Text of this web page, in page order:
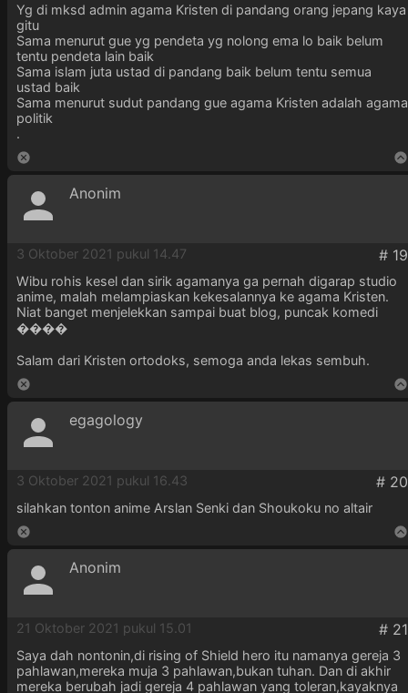
Yg di mksd admin agama Kristen di pandang orang jepang kaya
gitu
Sama menurut gue yg pendeta yg nolong ema lo baik belum
tentu pendeta lain baik
Sama islam juta ustad di pandang baik belum tentu semua
ustad baik
Sama menurut sudut pandang gue agama Kristen adalah agama
politik
.
Anonim
3 Oktober 2021 pukul 14.47
Wibu rohis kesel dan sirik agamanya ga pernah digarap studio
anime, malah melampiaskan kekesalannya ke agama Kristen.
Niat banget menjelekkan sampai buat blog, puncak komedi
����
Salam dari Kristen ortodoks, semoga anda lekas sembuh.
egagology
3 Oktober 2021 pukul 16.43
silahkan tonton anime Arslan Senki dan Shoukoku no altair
Anonim
21 Oktober 2021 pukul 15.01
Saya dah nontonin,di rising of Shield hero itu namanya gereja 3
pahlawan,mereka muja 3 pahlawan,bukan tuhan. Dan di akhir
mereka berubah jadi gereja 4 pahlawan yang toleran,kayaknya